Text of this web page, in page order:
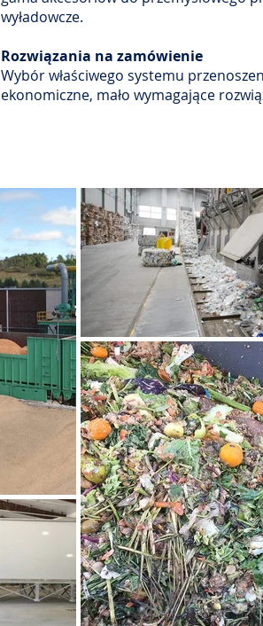
wyładowcze.
Rozwiązania na zamówienie
Wybór właściwego systemu
ekonomiczne, mało wymagające